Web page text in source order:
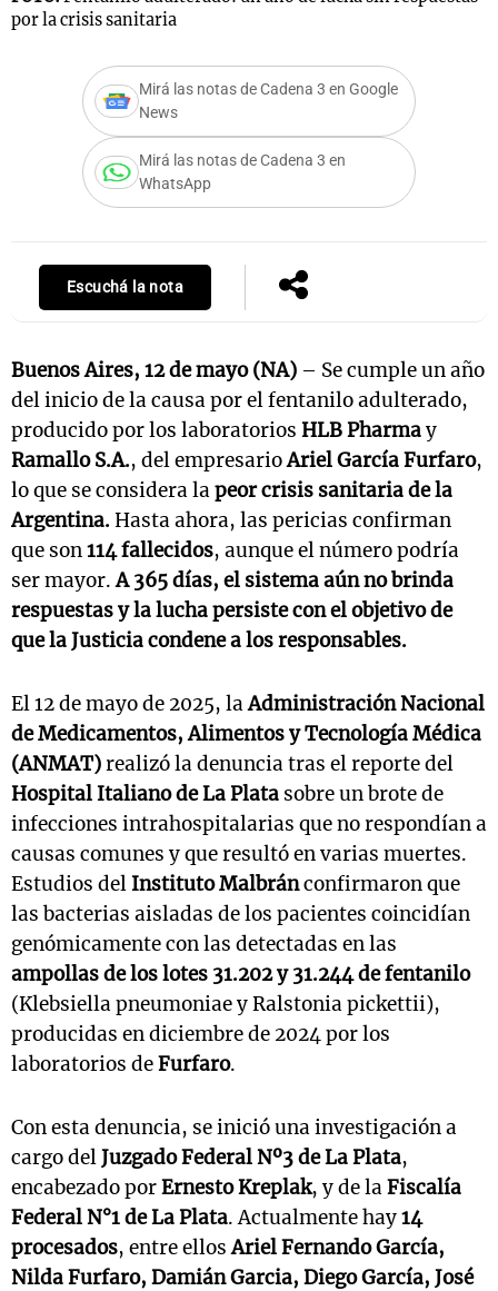
por la crisis sanitaria
Mirá las notas de Cadena 3 en Google
News
Mirá las notas de Cadena 3 en
WhatsApp
Escuchá la nota
Buenos Aires, 12 de mayo (NA) – Se cumple un año
del inicio de la causa por el fentanilo adulterado,
producido por los laboratorios HLB Pharmay
Ramallo S.A., del empresarioAriel García Furfaro,
lo que se considera lapeor crisis sanitaria de la
Argentina. Hasta ahora, las pericias confirman
que son114 fallecidos, aunque el número podría
ser mayor.A 365 días, el sistema aún no brinda
respuestas y la lucha persiste con el objetivo de
que la Justicia condene a los responsables.
El 12 de mayo de 2025, laAdministración Nacional
de Medicamentos, Alimentos y Tecnología Médica
(ANMAT)realizó la denuncia tras el reporte del
Hospital Italiano de La Plata sobre un brote de
infecciones intrahospitalarias que no respondían a
causas comunes y que resultó en varias muertes.
Estudios del Instituto Malbránconfirmaron que
las bacterias aisladas de los pacientes coincidían
genómicamente con las detectadas en las
ampollas de los lotes 31.202 y 31.244 de fentanilo
(Klebsiella pneumoniae y Ralstonia pickettii),
producidas en diciembre de 2024 por los
laboratorios deFurfaro.
Con esta denuncia, se inició una investigación a
cargo delJuzgado Federal Nº3 de La Plata,
encabezado porErnesto Kreplak, y de laFiscalía
Federal N°1 de La Plata. Actualmente hay14
procesados, entre ellosAriel Fernando García,
Nilda Furfaro, Damián Garcia, Diego García, José
Notas
Mundial 2026
La Sole en
Cadena 3